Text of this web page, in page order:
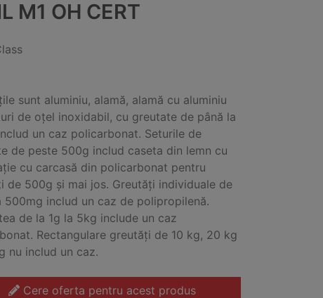
M1 OH CERT
sunt aluminiu, alamă, alamă cu aluminiu
de oțel inoxidabil, cu greutate de până la
un caz policarbonat. Seturile de
de peste 500g includ caseta din lemn cu
cu carcasă din policarbonat pentru
de 500g și mai jos. Greutăți individuale de
500mg includ un caz de polipropilenă.
de la 1g la 5kg include un caz
Rectangulare greutăți de 10 kg, 20 kg
nu includ un caz.
Cere oferta pentru acest produs